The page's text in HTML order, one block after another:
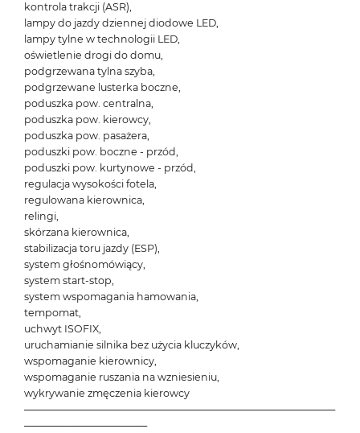
kontrola trakcji (ASR),
lampy do jazdy dziennej diodowe LED,
lampy tylne w technologii LED,
oświetlenie drogi do domu,
podgrzewana tylna szyba,
podgrzewane lusterka boczne,
poduszka pow. centralna,
poduszka pow. kierowcy,
poduszka pow. pasażera,
poduszki pow. boczne - przód,
poduszki pow. kurtynowe - przód,
regulacja wysokości fotela,
regulowana kierownica,
relingi,
skórzana kierownica,
stabilizacja toru jazdy (ESP),
system głośnomówiący,
system start-stop,
system wspomagania hamowania,
tempomat,
uchwyt ISOFIX,
uruchamianie silnika bez użycia kluczyków,
wspomaganie kierownicy,
wspomaganie ruszania na wzniesieniu,
wykrywanie zmęczenia kierowcy
───────────────────────────────────────────
─────────────────